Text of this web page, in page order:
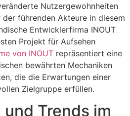
Nutzergewohnheiten
führenden Akteure in diesem
Entwicklerfirma INOUT
Projekt für Aufsehen
von INOUT repräsentiert eine
bewährten Mechaniken
die die Erwartungen einer
Zielgruppe erfüllen.
Trends im